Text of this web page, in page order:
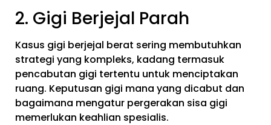
2. Gigi Berjejal Parah
Kasus gigi berjejal berat sering membutuhkan
strategi yang kompleks, kadang termasuk
pencabutan gigi tertentu untuk menciptakan
ruang. Keputusan gigi mana yang dicabut dan
bagaimana mengatur pergerakan sisa gigi
memerlukan keahlian spesialis.